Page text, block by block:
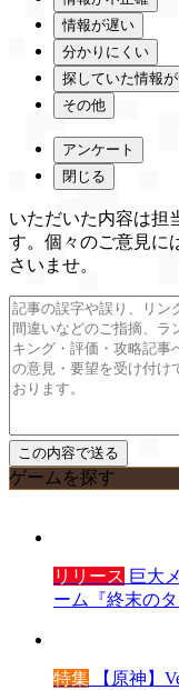
情報が遅い
分かりにくい
探していた情報
その他
アンケート
閉じる
いただいた内容は担
す。個々のご意見に
さいませ。
ゲームを探す
リリース 巨大
ーム『終末の
特集 【原神】